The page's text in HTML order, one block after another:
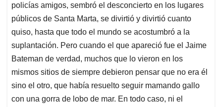
policías amigos, sembró el desconcierto en los lugares
públicos de Santa Marta, se divirtió y divirtió cuanto
quiso, hasta que todo el mundo se acostumbró a la
suplantación. Pero cuando el que apareció fue el Jaime
Bateman de verdad, muchos que lo vieron en los
mismos sitios de siempre debieron pensar que no era él
sino el otro, que había resuelto seguir mamando gallo
con una gorra de lobo de mar. En todo caso, ni el